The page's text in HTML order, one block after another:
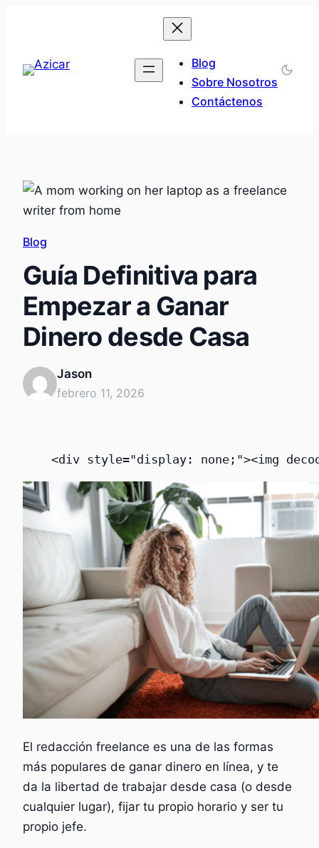
Blog
Sobre Nosotros
Contáctenos
Blog
Guía Definitiva para
Empezar a Ganar
Dinero desde Casa
Jason
febrero 11, 2026
<div style="display: none;"><img
El redacción freelance es una de las formas
más populares de ganar dinero en línea, y te
da la libertad de trabajar desde casa (o desde
cualquier lugar), fijar tu propio horario y ser tu
propio jefe.